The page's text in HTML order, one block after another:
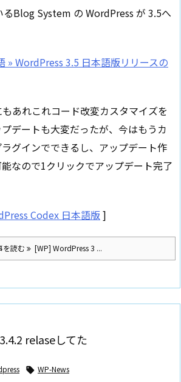
Blog System の WordPress が 3.5へ
» WordPress 3.5 日本語版リリースの
あれこれコード改変カスタマイズを
デートも大変だったが、今はもうカ
グインでできるし、アップデート作
なので1クリックでアップデート完了
Codex 日本語版]
を読む [WP] WordPress 3 ...
relaseしてた
 WP-News